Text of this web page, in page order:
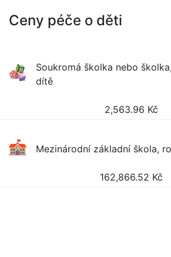
Ceny péče o děti
Soukromá školka nebo
dítě
2,563.96 Kč
Mezinárodní základní škola,
162,866.52 Kč